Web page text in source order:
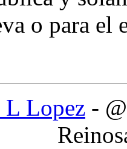
o para
L Lopez -